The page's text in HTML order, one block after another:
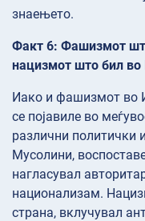
знаењето.
Факт 6: Фашизмот
нацизмот што бил во
Иако и фашизмот во
се појавиле во
различни политички
Мусолини,
нагласувал
национализам.
страна, вклучувал